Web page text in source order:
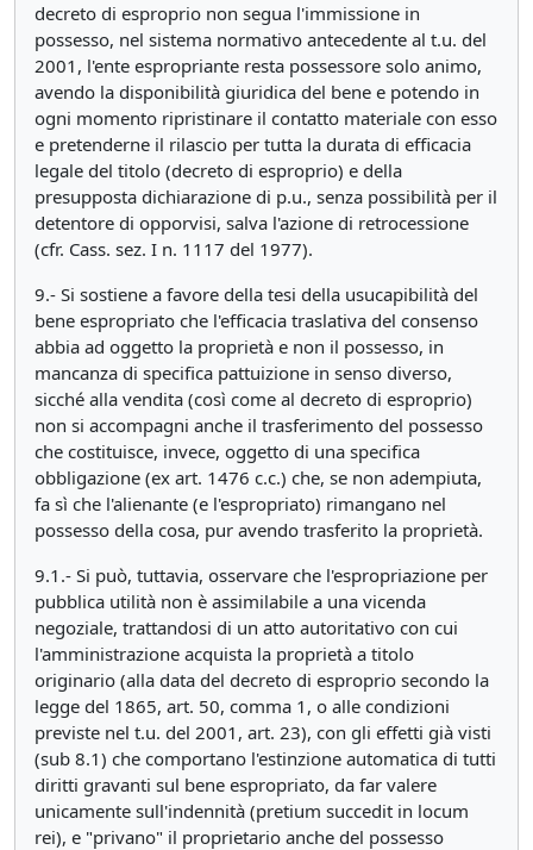
decreto di esproprio non segua l'immissione in
possesso, nel sistema normativo antecedente al t.u. del
2001, l'ente espropriante resta possessore solo animo,
avendo la disponibilità giuridica del bene e potendo in
ogni momento ripristinare il contatto materiale con esso
e pretenderne il rilascio per tutta la durata di efficacia
legale del titolo (decreto di esproprio) e della
presupposta dichiarazione di p.u., senza possibilità per il
detentore di opporvisi, salva l'azione di retrocessione
(cfr. Cass. sez. I n. 1117 del 1977).
9.- Si sostiene a favore della tesi della usucapibilità del
bene espropriato che l'efficacia traslativa del consenso
abbia ad oggetto la proprietà e non il possesso, in
mancanza di specifica pattuizione in senso diverso,
sicché alla vendita (così come al decreto di esproprio)
non si accompagni anche il trasferimento del possesso
che costituisce, invece, oggetto di una specifica
obbligazione (ex art. 1476 c.c.) che, se non adempiuta,
fa sì che l'alienante (e l'espropriato) rimangano nel
possesso della cosa, pur avendo trasferito la proprietà.
9.1.- Si può, tuttavia, osservare che l'espropriazione per
pubblica utilità non è assimilabile a una vicenda
negoziale, trattandosi di un atto autoritativo con cui
l'amministrazione acquista la proprietà a titolo
originario (alla data del decreto di esproprio secondo la
legge del 1865, art. 50, comma 1, o alle condizioni
previste nel t.u. del 2001, art. 23), con gli effetti già visti
(sub 8.1) che comportano l'estinzione automatica di tutti
diritti gravanti sul bene espropriato, da far valere
unicamente sull'indennità (pretium succedit in locum
rei), e "privano" il proprietario anche del possesso